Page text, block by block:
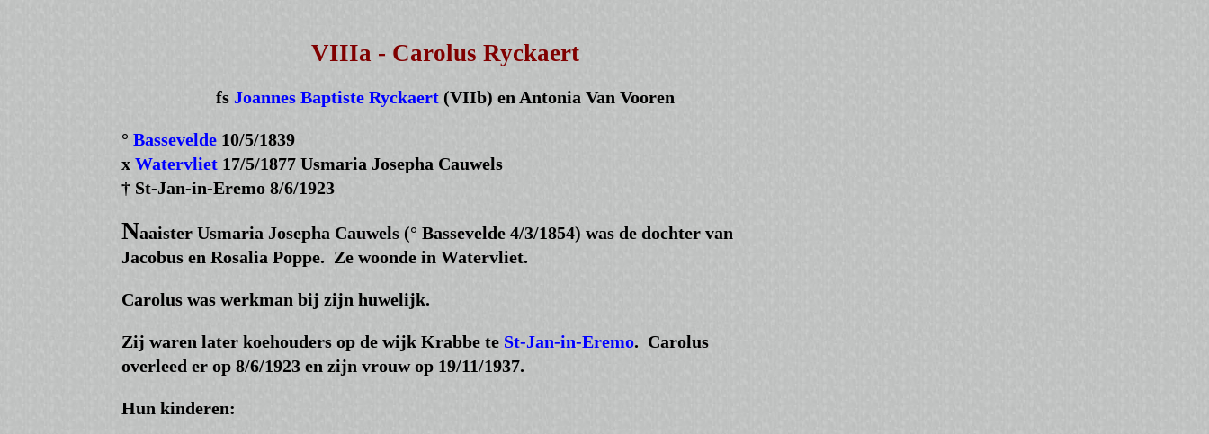
VIIIa - Carolus Ryckaert
fs Joannes Baptiste Ryckaert(VIIb) en Antonia Van Vooren
° Bassevelde10/5/1839
x Watervliet17/5/1877 Usmaria Josepha Cauwels
† St-Jan-in-Eremo 8/6/1923
Naaister Usmaria Josepha Cauwels (° Bassevelde 4/3/1854) was de dochter van
Jacobus en Rosalia Poppe. Ze woonde in Watervliet.
Carolus was werkman bij zijn huwelijk.
Zij waren later koehouders op de wijk Krabbe te St-Jan-in-Eremo. Carolus
overleed er op 8/6/1923 en zijn vrouw op 19/11/1937.
Hun kinderen: